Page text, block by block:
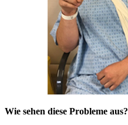
Wie sehen diese Probleme aus?